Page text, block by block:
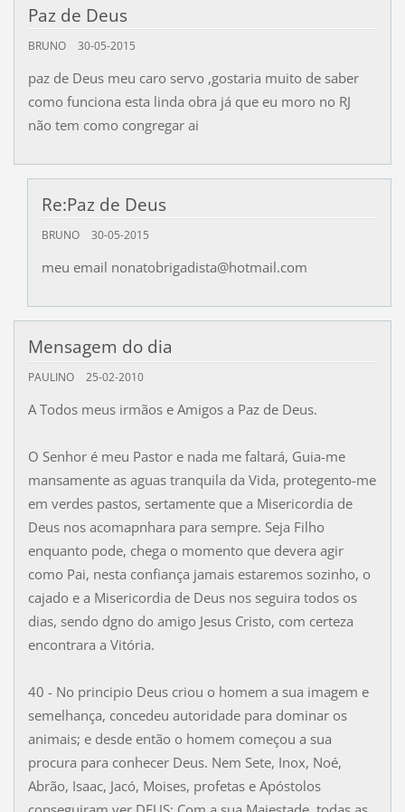
Paz de Deus
BRUNO 30-05-2015
paz de Deus meu caro servo ,gostaria muito de saber
como funciona esta linda obra já que eu moro no RJ
não tem como congregar ai
Re:Paz de Deus
BRUNO 30-05-2015
meu email nonatobrigadista@hotmail.com
Mensagem do dia
PAULINO 25-02-2010
A Todos meus irmãos e Amigos a Paz de Deus.
O Senhor é meu Pastor e nada me faltará, Guia-me
mansamente as aguas tranquila da Vida, protegento-me
em verdes pastos, sertamente que a Misericordia de
Deus nos acomapnhara para sempre. Seja Filho
enquanto pode, chega o momento que devera agir
como Pai, nesta confiança jamais estaremos sozinho, o
cajado e a Misericordia de Deus nos seguira todos os
dias, sendo dgno do amigo Jesus Cristo, com certeza
encontrara a Vitória.
40 - No principio Deus criou o homem a sua imagem e
semelhança, concedeu autoridade para dominar os
animais; e desde então o homem começou a sua
procura para conhecer Deus. Nem Sete, Inox, Noé,
Abrão, Isaac, Jacó, Moises, profetas e Apóstolos